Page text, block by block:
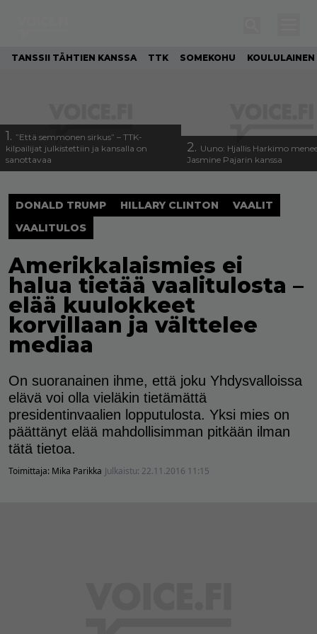
TANSSII TÄHTIEN KANSSA TTK SOMEKOHU KOULULAINEN
1. ”Että semmonen sirkus” – TTK-
kilpailijat julkistettiin ja kansalla on
sanottavaa
2. Uuno: Hjallis Harkimo
Jasmine Pajarin kanssa
DONALD TRUMP HILLARY CLINTON
VAALIT
VAALITULOS
Amerikkalaismies ei
halua tietää vaalitulosta –
elää kuulokkeet
korvillaan ja välttelee
mediaa
On suoranainen ihme, että joku Yhdysvalloissa
elävä voi olla vieläkin tietämättä
presidentinvaalien lopputulosta. Yksi mies on
päättänyt elää mahdollisimman pitkään ilman
tätä tietoa.
Toimittaja: Mika Parikka Julkaistu: 22.11.2016 11:15